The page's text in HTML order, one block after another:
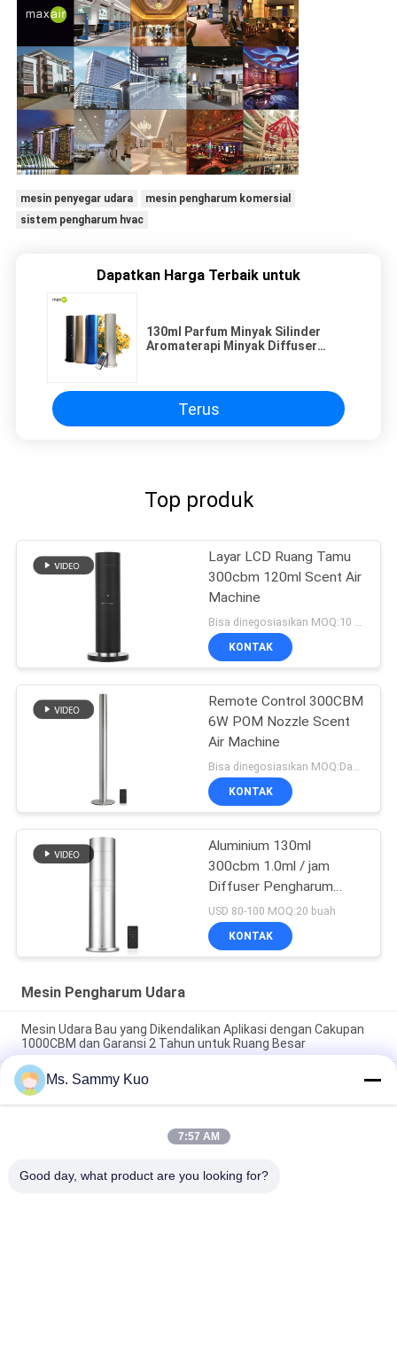
mesin penyegar udara
mesin pengharum komersial
sistem pengharum hvac
Dapatkan Harga Terbaik untuk
130ml Parfum Minyak Silinder
Aromaterapi Minyak Diffuser
Terus
Top produk
Layar LCD Ruang Tamu
300cbm 120ml Scent Air
Machine
Bisa dinegosiasikan MOQ:10 buah
KONTAK
Remote Control 300CBM
6W POM Nozzle Scent
Air Machine
KONTAK
Aluminium 130ml
300cbm 1.0ml / jam
Diffuser Pengharum
Udara
USD 80-100 MOQ:20 buah
KONTAK
Mesin Pengharum Udara
Mesin Udara Bau yang Dikendalikan Aplikasi dengan Cakupan
1000CBM dan Garansi 2 Tahun untuk Ruang Besar
Mesin Pewangi Udara yang Dikendalikan Aplikasi dengan
Jangkauan 500CBM dan Cangkang Logam Tahan Lama untuk
Penggunaan Komersial
Mesin Udara Aroma dengan Kontrol WIFI 4G APP Kapasitas
Ms. Sammy Kuo
7:57 AM
Good day, what product are you looking for?